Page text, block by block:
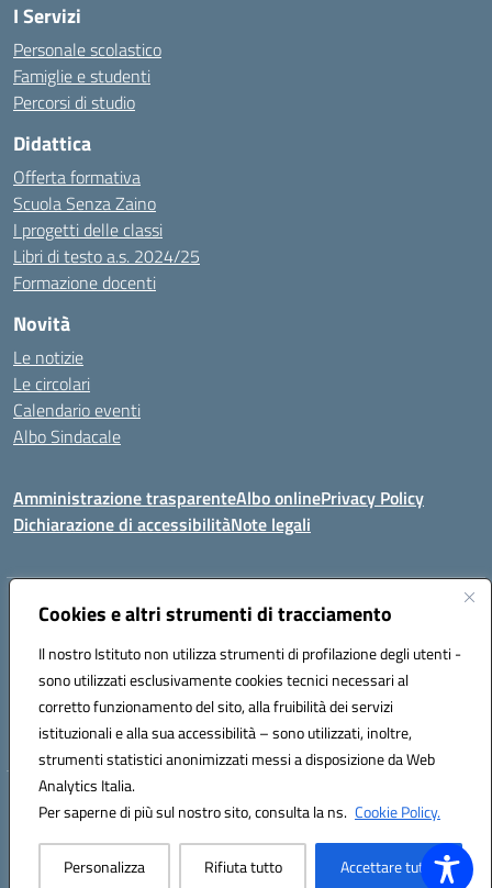
Cookies e altri strumenti di tracciamento
Il nostro Istituto non utilizza strumenti di profilazione degli utenti -
sono utilizzati esclusivamente cookies tecnici necessari al
corretto funzionamento del sito, alla fruibilità dei servizi
istituzionali e alla sua accessibilità – sono utilizzati, inoltre,
strumenti statistici anonimizzati messi a disposizione da Web
Analytics Italia.
Per saperne di più sul nostro sito, consulta la ns. Cookie Policy.
Personalizza Rifiuta tutto Accettare tutto
I Servizi
Personale scolastico
Famiglie e studenti
Percorsi di studio
Didattica
Offerta formativa
Scuola Senza Zaino
I progetti delle classi
Libri di testo a.s. 2024/25
Formazione docenti
Novità
Le notizie
Le circolari
Calendario eventi
Albo Sindacale
Amministrazione trasparenteAlbo onlinePrivacy Policy
Dichiarazione di accessibilitàNote legali
Indirizzo:Via Felice Cavallotti, 15 -84020 - Oliveto Citra
Posta elettronica certificata (PEC):saic81300d@pec.istruzione.it
Codice fiscale: 82005110653
Codice meccanografico: SAIC81300D
Hosting & Powered by 3D Solution S.r.l.
Concept & Design by Designers Italia